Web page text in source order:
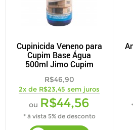
Cupinicida Veneno para
Cupim Base Água
500ml Jimo Cupim
R$46,90
2x de R$23,45 sem juros
ou R$44,56
* à vista 5% de desconto